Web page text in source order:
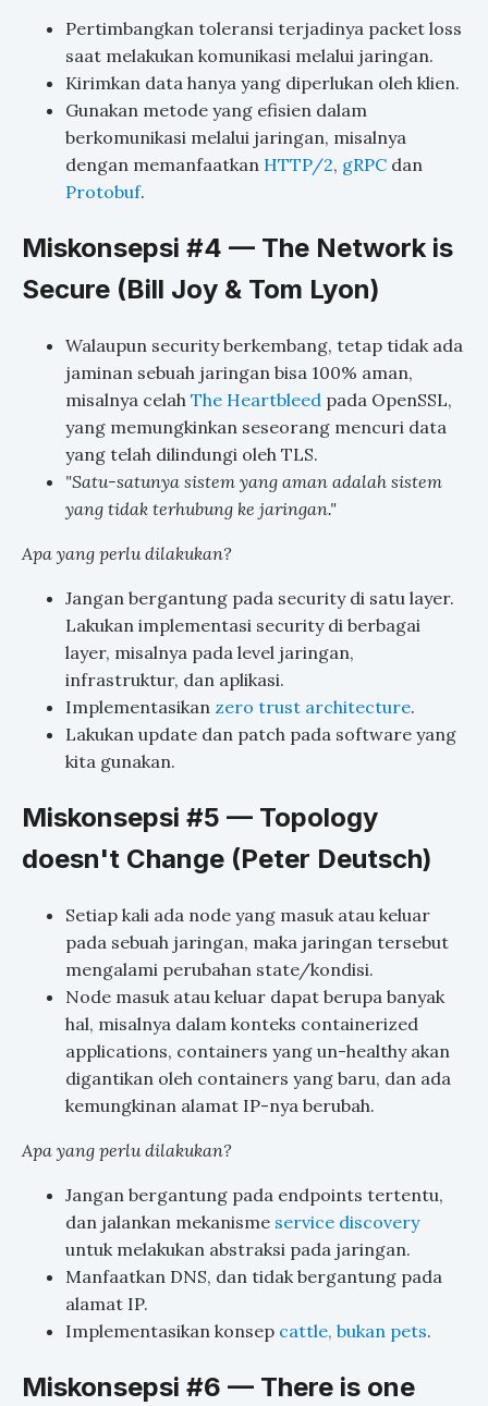
Pertimbangkan toleransi terjadinya packet loss
saat melakukan komunikasi melalui jaringan.
Kirimkan data hanya yang diperlukan oleh klien.
Gunakan metode yang efisien dalam
berkomunikasi melalui jaringan, misalnya
dengan memanfaatkan HTTP/2, gRPC dan
Protobuf.
Miskonsepsi #4 — The Network is
Secure (Bill Joy & Tom Lyon)
Walaupun security berkembang, tetap tidak ada
jaminan sebuah jaringan bisa 100% aman,
misalnya celah The Heartbleed pada OpenSSL,
yang memungkinkan seseorang mencuri data
yang telah dilindungi oleh TLS.
"Satu-satunya sistem yang aman adalah sistem
yang tidak terhubung ke jaringan."
Apa yang perlu dilakukan?
Jangan bergantung pada security di satu layer.
Lakukan implementasi security di berbagai
layer, misalnya pada level jaringan,
infrastruktur, dan aplikasi.
Implementasikan zero trust architecture.
Lakukan update dan patch pada software yang
kita gunakan.
Miskonsepsi #5 — Topology
doesn't Change (Peter Deutsch)
Setiap kali ada node yang masuk atau keluar
pada sebuah jaringan, maka jaringan tersebut
mengalami perubahan state/kondisi.
Node masuk atau keluar dapat berupa banyak
hal, misalnya dalam konteks containerized
applications, containers yang un-healthy akan
digantikan oleh containers yang baru, dan ada
kemungkinan alamat IP-nya berubah.
Apa yang perlu dilakukan?
Jangan bergantung pada endpoints tertentu,
dan jalankan mekanisme service discovery
untuk melakukan abstraksi pada jaringan.
Manfaatkan DNS, dan tidak bergantung pada
alamat IP.
Implementasikan konsep cattle, bukan pets.
Miskonsepsi #6 — There is one